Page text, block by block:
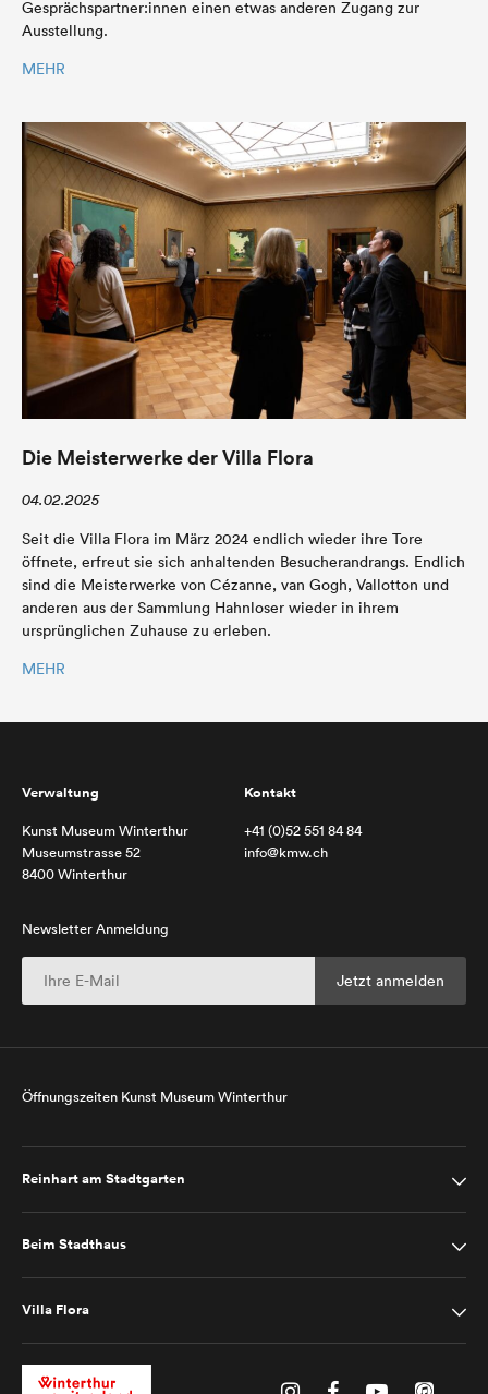
Gesprächspartner:innen einen etwas anderen Zugang zur
Ausstellung.
MEHR
Die Meisterwerke der Villa Flora
04.02.2025
Seit die Villa Flora im März 2024 endlich wieder ihre Tore
öffnete, erfreut sie sich anhaltenden Besucherandrangs. Endlich
sind die Meisterwerke von Cézanne, van Gogh, Vallotton und
anderen aus der Sammlung Hahnloser wieder in ihrem
ursprünglichen Zuhause zu erleben.
MEHR
Verwaltung
Kunst Museum Winterthur
Museumstrasse 52
8400 Winterthur
Kontakt
+41 (0)52 551 84 84
info@kmw.ch
Newsletter Anmeldung
Öffnungszeiten Kunst Museum Winterthur
Reinhart am Stadtgarten
Beim Stadthaus
Villa Flora